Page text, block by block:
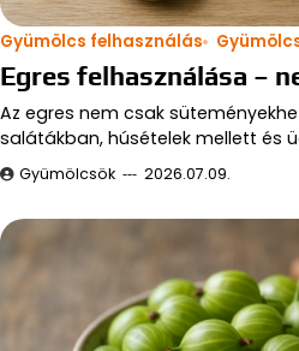
Gyümölcs felhasználás
Egres felhasználása –
Az egres nem csak
salátákban, húsételek mellett és
Gyümölcsök 2026.07.09.